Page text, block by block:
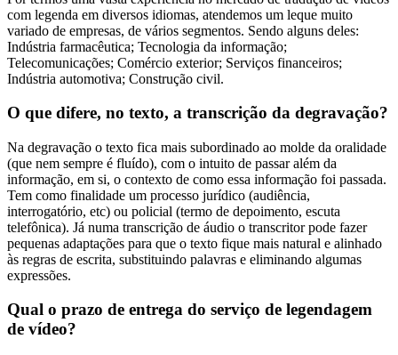
com legenda em diversos idiomas, atendemos um leque muito
variado de empresas, de vários segmentos. Sendo alguns deles:
Indústria farmacêutica; Tecnologia da informação;
Telecomunicações; Comércio exterior; Serviços financeiros;
Indústria automotiva; Construção civil.
O que difere, no texto, a transcrição da degravação?
Na degravação o texto fica mais subordinado ao molde da oralidade
(que nem sempre é fluído), com o intuito de passar além da
informação, em si, o contexto de como essa informação foi passada.
Tem como finalidade um processo jurídico (audiência,
interrogatório, etc) ou policial (termo de depoimento, escuta
telefônica). Já numa transcrição de áudio o transcritor pode fazer
pequenas adaptações para que o texto fique mais natural e alinhado
às regras de escrita, substituindo palavras e eliminando algumas
expressões.
Qual o prazo de entrega do serviço de legendagem
de vídeo?